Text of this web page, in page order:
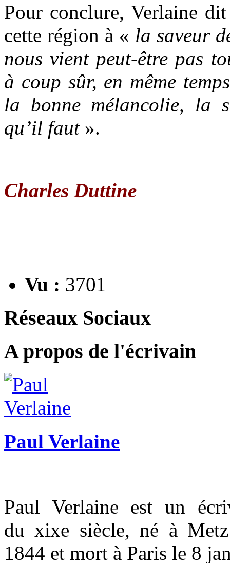
Pour conclure, Verlaine
cette région à « la saveur
nous vient peut-être pas
à coup sûr, en même
la bonne mélancolie, la
qu’il faut».
Charles Duttine
Vu : 3701
Réseaux Sociaux
A propos de l'écrivain
Paul Verlaine
Paul Verlaine est un
du xixe siècle, né à
1844 et mort à Paris le 8